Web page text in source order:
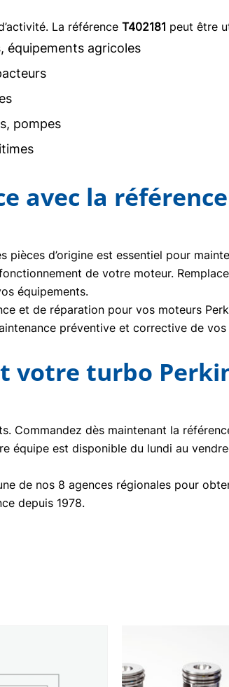
La référence T402181 peut être
agricoles
pompes
avec la référence
d’origine est essentiel pour
de votre moteur.
équipements.
et de réparation pour vos moteurs
préventive et corrective de vos
votre turbo
Commandez dès maintenant la
équipe est disponible du lundi au
de nos 8 agences régionales pour
depuis 1978.